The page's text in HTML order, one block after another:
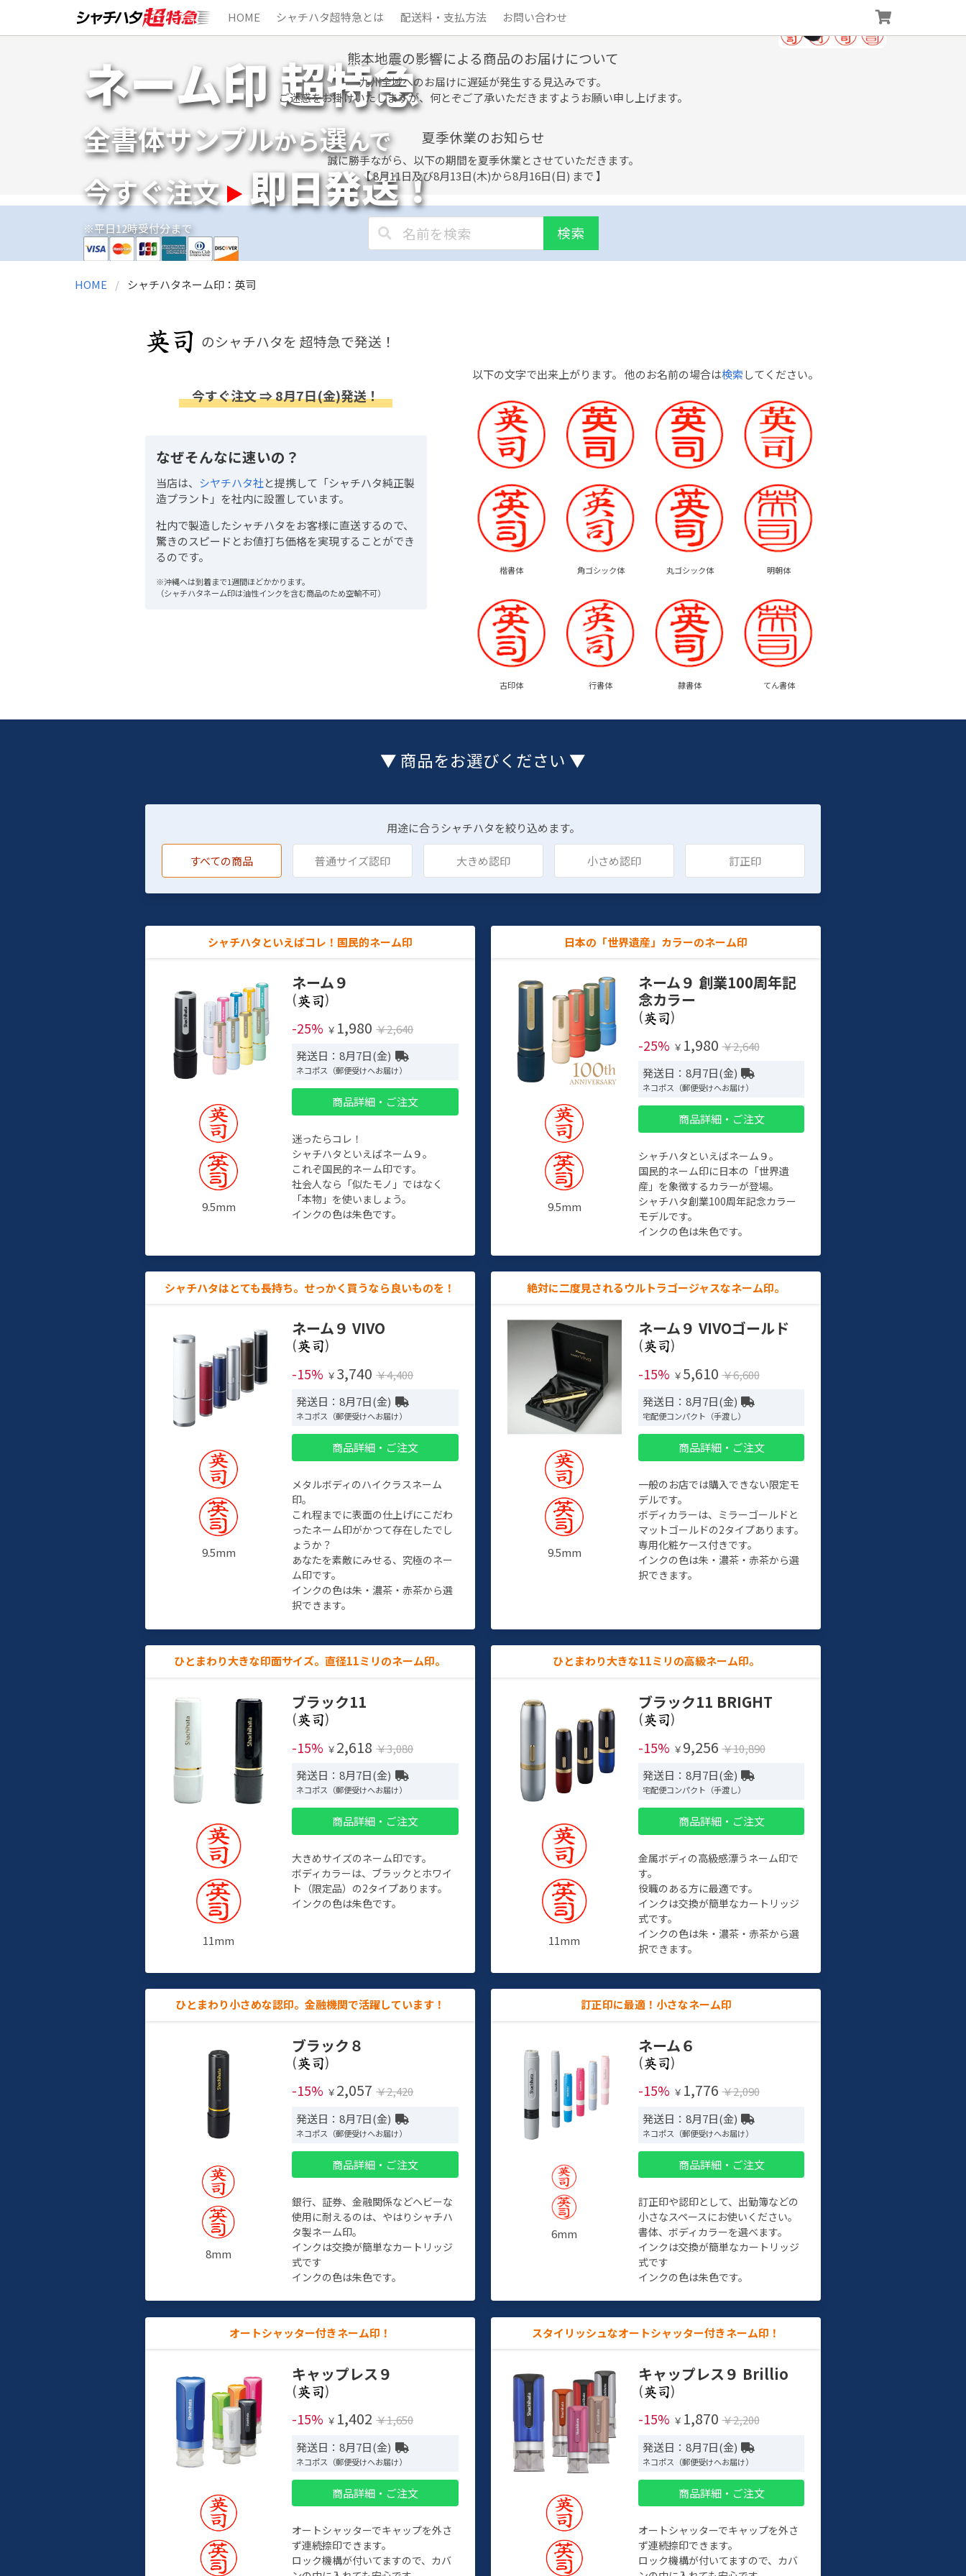
HOME シャチハタ超特急とは 配送料・支払方法 お問い合わせ
ネーム印 超特急
全書体サンプルから選んで
今すぐ注文 即日発送！
※平日12時受付分まで
熊本地震の影響による商品のお届けについて
九州全域へのお届けに遅延が発生する見込みです。
ご迷惑をお掛けいたしますが、何とぞご了承いただきますようお願い申し上げます。
夏季休業のお知らせ
誠に勝手ながら、以下の期間を夏季休業とさせていただきます。
【 8月11日及び8月13日(木)から8月16日(日) まで 】
検索
HOME シャチハタネーム印：英司
のシャチハタを 超特急で発送！
以下の文字で出来上がります。 他のお名前の場合は検索してください。
楷書体 角ゴシック体 丸ゴシック体 明朝体
古印体 行書体 隷書体 てん書体
今すぐ注文 ⇒ 8月7日(金)発送！
なぜそんなに速いの？
当店は、 シヤチハタ社と提携して「シャチハタ純正製
造プラント」を社内に設置しています。
社内で製造したシャチハタをお客様に直送するので、
驚きのスピードとお値打ち価格を実現することができ
るのです。
※沖縄へは到着まで1週間ほどかかります。
（シャチハタネーム印は油性インクを含む商品のため空輸不可）
▼ 商品をお選びください ▼
用途に合うシャチハタを絞り込めます。
すべての商品 普通サイズ認印 大きめ認印 小さめ認印 訂正印
シャチハタといえばコレ！国民的ネーム印
9.5mm
ネーム９
(
)
-25% ￥ 1,980 ￥2,640
発送日：8月7日(金)
ネコポス（郵便受けへお届け）
商品詳細・ご注文
迷ったらコレ！
シャチハタといえばネーム９。
これぞ国民的ネーム印です。
社会人なら「似たモノ」ではなく
「本物」を使いましょう。
インクの色は朱色です。
日本の「世界遺産」カラーのネーム印
9.5mm
ネーム９ 創業100周年記
念カラー
(
)
-25% ￥ 1,980 ￥2,640
発送日：8月7日(金)
ネコポス（郵便受けへお届け）
商品詳細・ご注文
シャチハタといえばネーム９。
国民的ネーム印に日本の「世界遺
産」を象徴するカラーが登場。
シャチハタ創業100周年記念カラー
モデルです。
インクの色は朱色です。
シャチハタはとても長持ち。せっかく買うなら良いものを！
9.5mm
ネーム９ VIVO
(
)
-15% ￥ 3,740 ￥4,400
発送日：8月7日(金)
ネコポス（郵便受けへお届け）
商品詳細・ご注文
メタルボディのハイクラスネーム
印。
これ程までに表面の仕上げにこだわ
ったネーム印がかつて存在したでし
ょうか？
あなたを素敵にみせる、究極のネー
ム印です。
インクの色は朱・濃茶・赤茶から選
択できます。
絶対に二度見されるウルトラゴージャスなネーム印。
9.5mm
ネーム９ VIVOゴールド
(
)
-15% ￥ 5,610 ￥6,600
発送日：8月7日(金)
宅配便コンパクト（手渡し）
商品詳細・ご注文
一般のお店では購入できない限定モ
デルです。
ボディカラーは、ミラーゴールドと
マットゴールドの2タイプあります。
専用化粧ケース付きです。
インクの色は朱・濃茶・赤茶から選
択できます。
ひとまわり大きな印面サイズ。直径11ミリのネーム印。
11mm
ブラック11
(
)
-15% ￥ 2,618 ￥3,080
発送日：8月7日(金)
ネコポス（郵便受けへお届け）
商品詳細・ご注文
大きめサイズのネーム印です。
ボディカラーは、ブラックとホワイ
ト（限定品）の2タイプあります。
インクの色は朱色です。
ひとまわり大きな11ミリの高級ネーム印。
11mm
ブラック11 BRIGHT
(
)
-15% ￥ 9,256 ￥10,890
発送日：8月7日(金)
宅配便コンパクト（手渡し）
商品詳細・ご注文
金属ボディの高級感漂うネーム印で
す。
役職のある方に最適です。
インクは交換が簡単なカートリッジ
式です。
インクの色は朱・濃茶・赤茶から選
択できます。
ひとまわり小さめな認印。金融機関で活躍しています！
8mm
ブラック８
(
)
-15% ￥ 2,057 ￥2,420
発送日：8月7日(金)
ネコポス（郵便受けへお届け）
商品詳細・ご注文
銀行、証券、金融関係などヘビーな
使用に耐えるのは、やはりシャチハ
タ製ネーム印。
インクは交換が簡単なカートリッジ
式です
インクの色は朱色です。
訂正印に最適！小さなネーム印
6mm
ネーム６
(
)
-15% ￥ 1,776 ￥2,090
発送日：8月7日(金)
ネコポス（郵便受けへお届け）
商品詳細・ご注文
訂正印や認印として、出勤簿などの
小さなスペースにお使いください。
書体、ボディカラーを選べます。
インクは交換が簡単なカートリッジ
式です
インクの色は朱色です。
オートシャッター付きネーム印！
キャップレス９
(
)
-15% ￥ 1,402 ￥1,650
発送日：8月7日(金)
ネコポス（郵便受けへお届け）
商品詳細・ご注文
オートシャッターでキャップを外さ
ず連続捺印できます。
ロック機構が付いてますので、カバ
スタイリッシュなオートシャッター付きネーム印！
キャップレス９ Brillio
(
)
-15% ￥ 1,870 ￥2,200
発送日：8月7日(金)
ネコポス（郵便受けへお届け）
商品詳細・ご注文
オートシャッターでキャップを外さ
ず連続捺印できます。
ロック機構が付いてますので、カバ